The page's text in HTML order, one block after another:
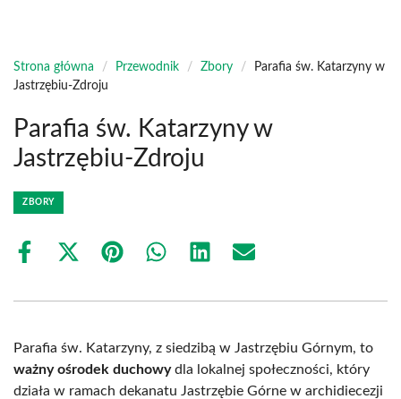
Strona główna / Przewodnik / Zbory /
Parafia św. Katarzyny w
Jastrzębiu-Zdroju
Parafia św. Katarzyny w
Jastrzębiu-Zdroju
ZBORY
Share
Share
(Twitter)
Share Share Share Share
Parafia św. Katarzyny, z siedzibą w Jastrzębiu Górnym, to
ważny ośrodek duchowydla lokalnej społeczności, który
działa w ramach dekanatu Jastrzębie Górne w archidiecezji